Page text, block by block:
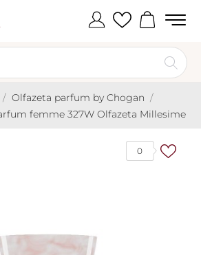
Olfazeta parfum by Chogan
femme 327W Olfazeta Millesime
0